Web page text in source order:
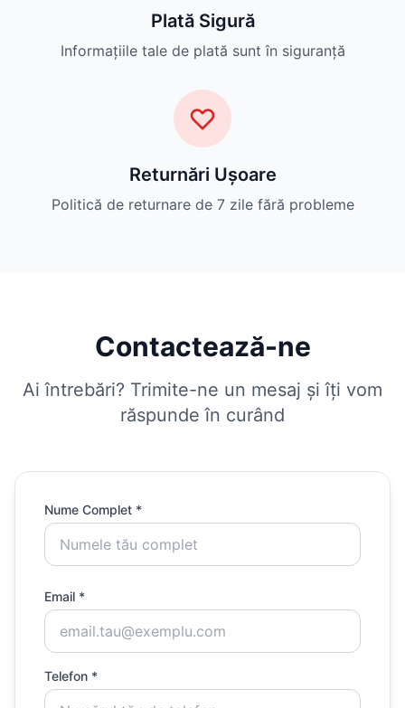
Plată Sigură
Informațiile tale de plată sunt în siguranță
Returnări Ușoare
Politică de returnare de 7 zile fără probleme
Contactează-ne
Ai întrebări? Trimite-ne un mesaj și îți vom
răspunde în curând
Nume Complet *
Email *
Telefon *